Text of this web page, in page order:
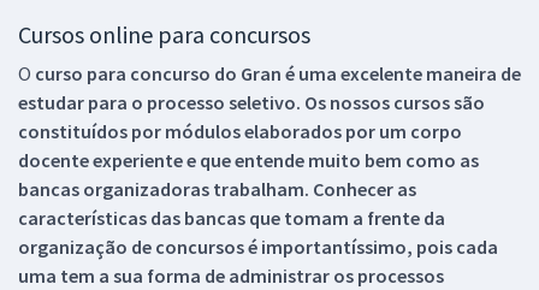
Cursos online para concursos
O curso para concurso do Gran é uma excelente maneira de
estudar para o processo seletivo. Os nossos cursos são
constituídos por módulos elaborados por um corpo
docente experiente e que entende muito bem como as
bancas organizadoras trabalham. Conhecer as
características das bancas que tomam a frente da
organização de concursos é importantíssimo, pois cada
uma tem a sua forma de administrar os processos